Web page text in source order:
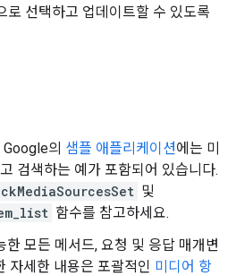
로 선택하고 업데이트할 수 있도록
Google의 샘플 애플리케이션에는 미
검색하는 예가 포함되어 있습니다.
및
함수를 참고하세요.
한 모든 메서드, 요청 및 응답 매개변
자세한 내용은 포괄적인 미디어 항